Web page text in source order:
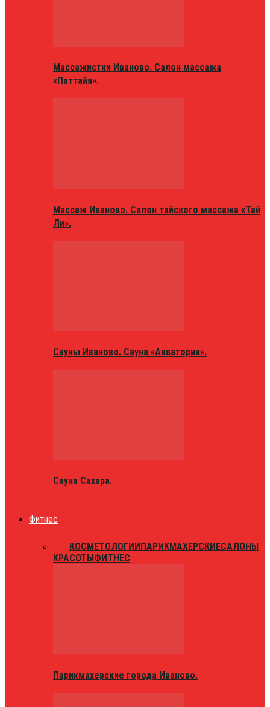
Массажистки Иваново. Салон массажа
«Паттайя».
Массаж Иваново. Салон тайского массажа «Тай
Ли».
Сауны Иваново. Сауна «Акватория».
Сауна Сахара.
Фитнес
КОСМЕТОЛОГИИПАРИКМАХЕРСКИЕСАЛОНЫ
КРАСОТЫФИТНЕС
Парикмахерские города Иваново.